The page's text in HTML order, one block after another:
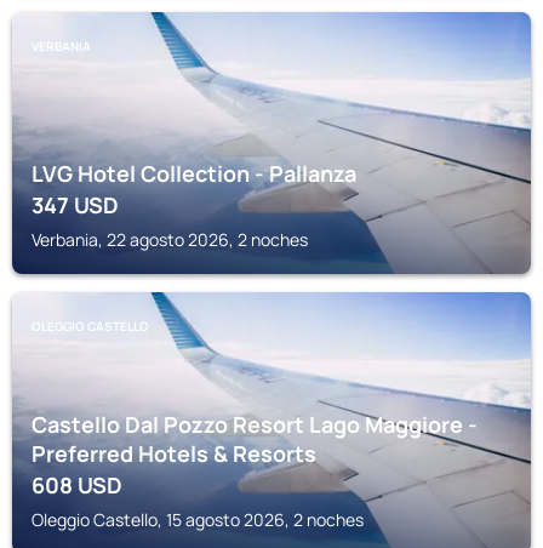
VERBANIA
LVG Hotel Collection - Pallanza
347USD
Verbania, 22 agosto 2026, 2 noches
OLEGGIO CASTELLO
Castello Dal Pozzo Resort Lago Maggiore -
Preferred Hotels & Resorts
608USD
Oleggio Castello, 15 agosto 2026, 2 noches